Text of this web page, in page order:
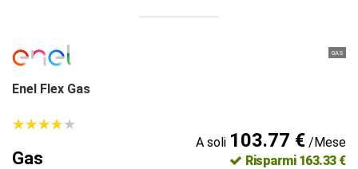
GAS
Enel Flex Gas
★★★★★
★★★★★
Gas
A soli 103.77 €/Mese
Risparmi 163.33 €